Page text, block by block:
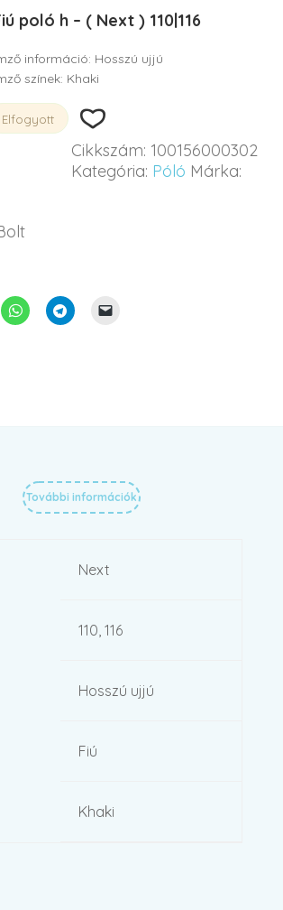
poló h – ( Next ) 110|116
információ: Hosszú ujjú
színek: Khaki
Elfogyott
Cikkszám: 100156000302
Kategória: Póló Márka:
További információk
Next
110, 116
Hosszú ujjú
Fiú
Khaki